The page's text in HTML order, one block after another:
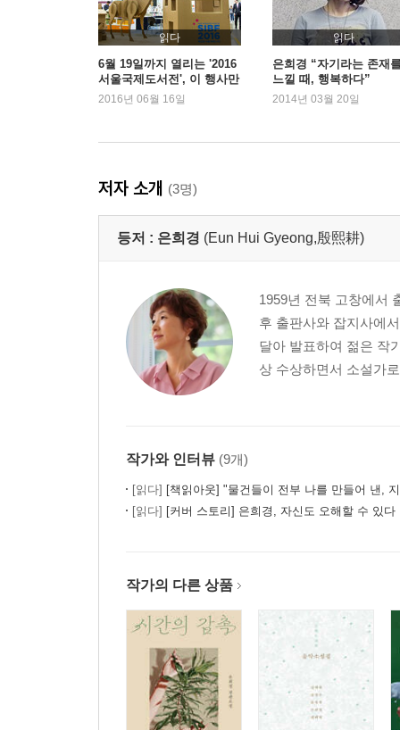
읽다
6월 19일까지 열리는 '2016
서울국제도서전', 이 행사만
은!
2016년 06월 16일
읽다
은희경 “자기라는 존재
느낄 때, 행복하다”
2014년 03월 20일
저자 소개 (3명)
등저 : 은희경 (Eun Hui Gyeong,殷熙耕)
1959년 전북 고창에서
후 출판사와 잡지사에
달아 발표하여 젊은 작
상 수상하면서 소설가
작가와 인터뷰 (9개)
[읽다] [책읽아웃] "물건들이 전부 나를 만들어 낸, 지나간 시간
[읽다] [커버 스토리] 은희경, 자신도 오해할 수 있다
작가의 다른 상품